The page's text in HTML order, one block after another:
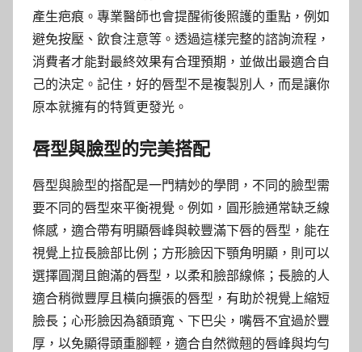
產生疤痕。專業醫師也會提醒術後照護的重點，例如
避免按壓、飲食注意等。透過這樣完整的諮詢流程，
消費者才能對最終效果有合理預期，並做出最適合自
己的決定。記住，好的唇型不是複製別人，而是讓你
原本就擁有的特質更發光。
唇型與臉型的完美搭配
唇型與臉型的搭配是一門精妙的學問，不同的臉型需
要不同的唇型來平衡視覺。例如，圓形臉通常缺乏線
條感，適合帶有明顯唇峰與較豐滿下唇的唇型，能在
視覺上拉長臉部比例；方形臉因下顎角明顯，則可以
選擇圓潤且飽滿的唇型，以柔和臉部線條；長臉的人
適合稍微豐厚且橫向擴張的唇型，有助於視覺上縮短
臉長；心形臉因為額頭寬、下巴尖，嘴唇不宜過於豐
厚，以免顯得頭重腳輕，適合自然微翹的唇峰與均勻